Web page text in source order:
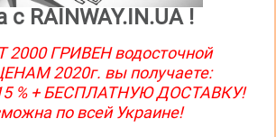
с RAINWAY.IN.UA !
2000 ГРИВЕН водосточной
2020г. вы получаете:
% + БЕСПЛАТНУЮ ДОСТАВКУ!
по всей Украине!